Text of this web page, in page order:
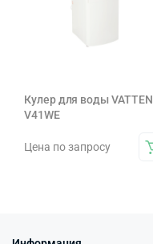
Кулер для воды VATTEN
V41WE
Цена по запросу